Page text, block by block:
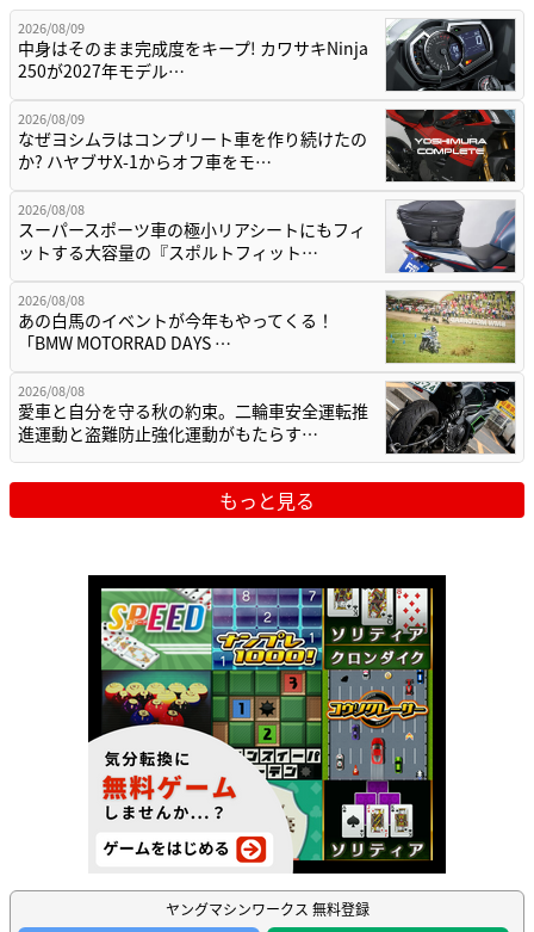
2026/08/09
中身はそのまま完成度をキープ! カワサキNinja
250が2027年モデル…
2026/08/09
なぜヨシムラはコンプリート車を作り続けたの
か? ハヤブサX-1からオフ車をモ…
2026/08/08
スーパースポーツ車の極小リアシートにもフィ
ットする大容量の『スポルトフィット…
2026/08/08
あの白馬のイベントが今年もやってくる！
「BMW MOTORRAD DAYS …
2026/08/08
愛車と自分を守る秋の約束。二輪車安全運転推
進運動と盗難防止強化運動がもたらす…
もっと見る
ヤングマシンワークス 無料登録